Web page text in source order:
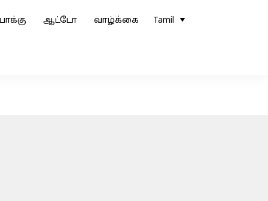
ஆட்டோ வாழ்க்கை Tamil